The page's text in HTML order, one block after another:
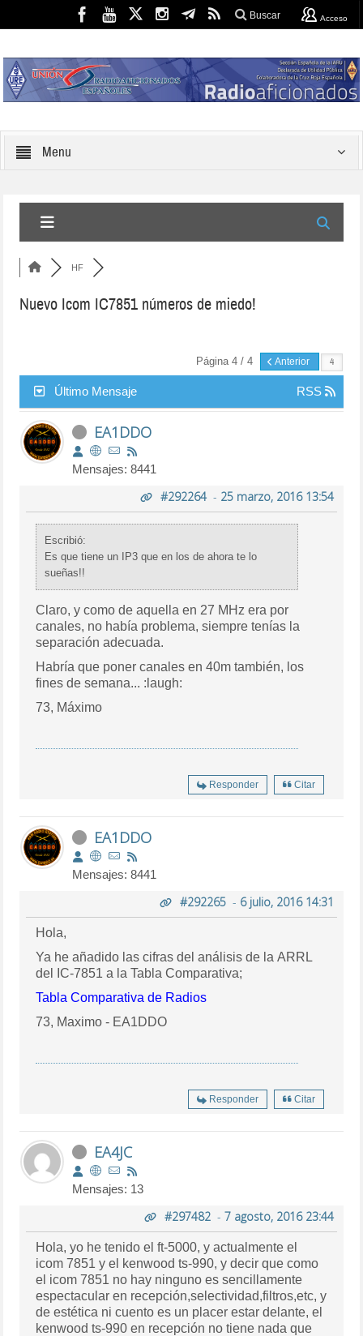
Buscar Acceso
Menu
HF
Nuevo Icom IC7851 números de miedo!
Página 4 / 4 Anterior
Último Mensaje RSS
EA1DDO
Mensajes: 8441
#292264- 25 marzo, 2016 13:54
Escribió:
Es que tiene un IP3 que en los de ahora te lo
sueñas!!
Claro, y como de aquella en 27 MHz era por
canales, no había problema, siempre tenías la
separación adecuada.
Habría que poner canales en 40m también, los
fines de semana... :laugh:
73, Máximo
Responder Citar
EA1DDO
Mensajes: 8441
#292265- 6 julio, 2016 14:31
Hola,
Ya he añadido las cifras del análisis de la ARRL
del IC-7851 a la Tabla Comparativa;
Tabla Comparativa de Radios
73, Maximo - EA1DDO
Responder Citar
EA4JC
Mensajes: 13
#297482- 7 agosto, 2016 23:44
Hola, yo he tenido el ft-5000, y actualmente el
icom 7851 y el kenwood ts-990, y decir que como
el icom 7851 no hay ninguno es sencillamente
espectacular en recepción,selectividad,filtros,etc, y
de estética ni cuento es un placer estar delante, el
kenwood ts-990 en recepción no tiene nada que